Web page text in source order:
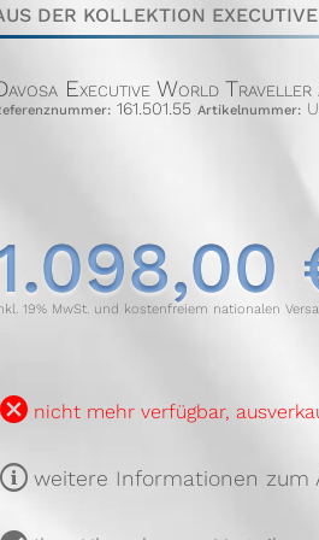
DER KOLLEKTION EXECUTIVE
Executive World Traveller
161.501.55 Artikelnummer:
19% MwSt. und kostenfreiem nationalen
nicht mehr verfügbar,
weitere Informationen zum